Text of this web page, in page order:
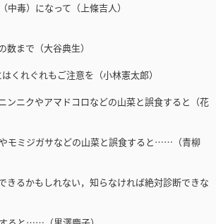
毒）になって（上條吉人）
まで（大谷典生）
れぐれもご注意を（小林憲太郎）
ニクやアマドコロなどの山菜と誤食すると（花
ミジガサなどの山菜と誤食すると……（青柳
るかもしれない，知らなければ絶対診断できな